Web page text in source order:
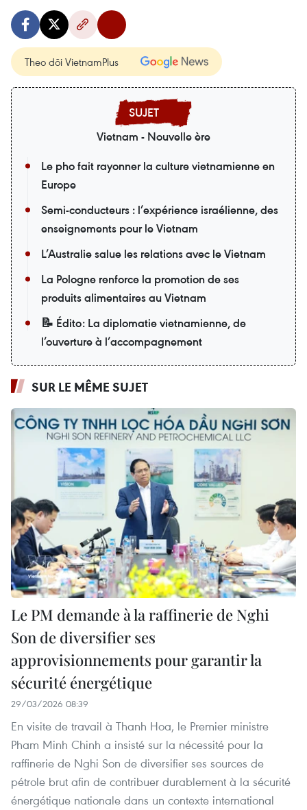
Theo dõi VietnamPlus
Vietnam - Nouvelle ère
Le pho fait rayonner la culture vietnamienne en
Europe
Semi-conducteurs : l’expérience israélienne, des
enseignements pour le Vietnam
L’Australie salue les relations avec le Vietnam
La Pologne renforce la promotion de ses
produits alimentaires au Vietnam
📝 Édito: La diplomatie vietnamienne, de
l’ouverture à l’accompagnement
SUR LE MÊME SUJET
Le PM demande à la raffinerie de Nghi
Son de diversifier ses
approvisionnements pour garantir la
sécurité énergétique
29/03/2026 08:39
En visite de travail à Thanh Hoa, le Premier ministre
Pham Minh Chinh a insisté sur la nécessité pour la
raffinerie de Nghi Son de diversifier ses sources de
pétrole brut afin de contribuer durablement à la sécurité
énergétique nationale dans un contexte international